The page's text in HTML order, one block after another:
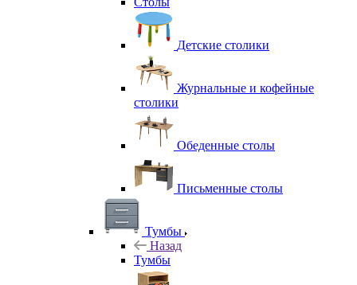
Детские столики
Журнальные и кофейные
столики
Обеденные столы
Письменные столы
Тумбы
Назад
Тумбы